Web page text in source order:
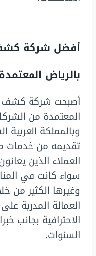
أفضل شركة كشف
بالرياض المعتمدة
أصبحت شركة كشف
المعتمدة من
وبالمملكة
تقديمه من خدمات
العملاء الذين
سواء كانت في
وغيرها الكثير من
العمالة المدربة
الاحترافية بجانب
السنوات.